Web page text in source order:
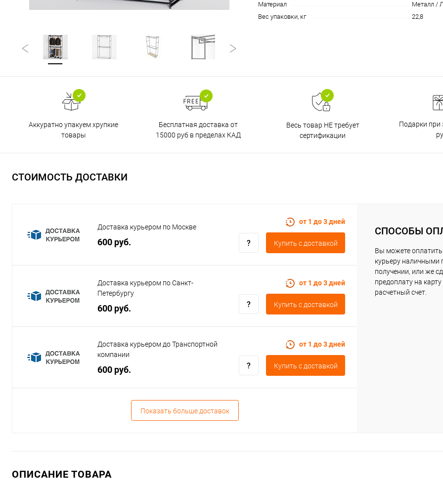
Материал
Металл /
Вес упаковки, кг
22,8
Аккуратно упакуем хрупкие
товары
Бесплатная доставка от
15000 руб в пределах КАД
Весь товар НЕ требует
сертификации
Подарки при
СТОИМОСТЬ ДОСТАВКИ
Доставка курьером по Москве
600 руб.
от 1 до 3 дней
Купить c доставкой
Доставка курьером по Санкт-
Петербургу
600 руб.
от 1 до 3 дней
Купить c доставкой
Доставка курьером до Транспортной
компании
600 руб.
от 1 до 3 дней
Купить c доставкой
Показать больше доставок
СПОСОБЫ
Вы можете оплатить
курьеру наличными
получении, или же
предоплату на карту
расчетный счет.
ОПИСАНИЕ ТОВАРА